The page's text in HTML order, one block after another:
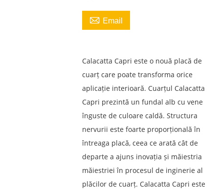
 Email
Calacatta Capri este o nouă placă de
cuarț care poate transforma orice
aplicație interioară. Cuarțul Calacatta
Capri prezintă un fundal alb cu vene
înguste de culoare caldă. Structura
nervurii este foarte proporțională în
întreaga placă, ceea ce arată cât de
departe a ajuns inovația și măiestria
măiestriei în procesul de inginerie al
plăcilor de cuarț. Calacatta Capri este